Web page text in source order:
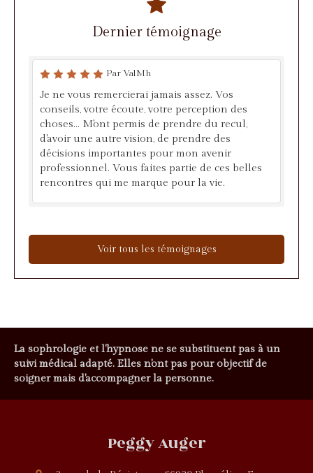
Dernier témoignage
Par ValMh
Je ne vous remercierai jamais assez. Vos
conseils, votre écoute, votre perception des
choses... M'ont permis de prendre du recul,
d'avoir une autre vision, de prendre des
décisions importantes pour mon avenir
professionnel. Vous faites partie de ces belles
rencontres qui me marque pour la vie.
Voir tous les témoignages
La sophrologie et l'hypnose ne se substituent pas à un
suivi médical adapté. Elles n'ont pas pour objectif de
soigner mais d'accompagner la personne.
Peggy Auger